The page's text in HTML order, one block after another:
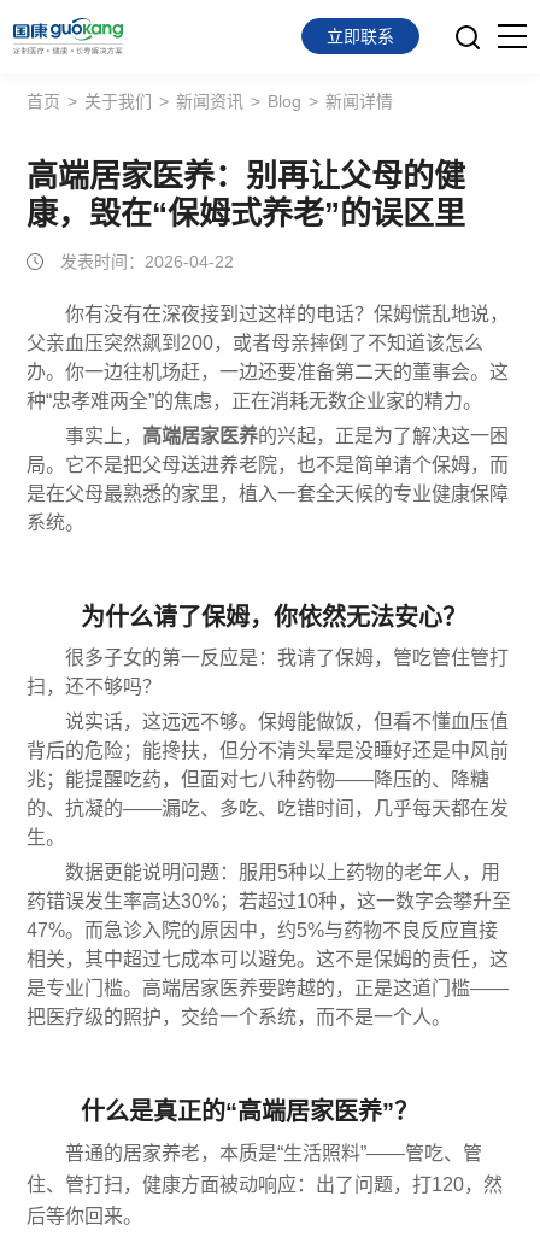
首页
面向会员
面向企业
关于我们
立即联系
首页 > 关于我们 > 新闻资讯 > Blog > 新闻详情
高端居家医养：别再让父母的健
康，毁在“保姆式养老”的误区里
发表时间：2026-04-22
你有没有在深夜接到过这样的电话？保姆慌乱地说，
父亲血压突然飙到200，或者母亲摔倒了不知道该怎么
办。你一边往机场赶，一边还要准备第二天的董事会。这
种“忠孝难两全”的焦虑，正在消耗无数企业家的精力。
事实上， 高端居家医养的兴起，正是为了解决这一困
局。它不是把父母送进养老院，也不是简单请个保姆，而
是在父母最熟悉的家里，植入一套全天候的专业健康保障
系统。
为什么请了保姆，你依然无法安心？
很多子女的第一反应是：我请了保姆，管吃管住管打
扫，还不够吗？
说实话，这远远不够。保姆能做饭，但看不懂血压值
背后的危险；能搀扶，但分不清头晕是没睡好还是中风前
兆；能提醒吃药，但面对七八种药物——降压的、降糖
的、抗凝的——漏吃、多吃、吃错时间，几乎每天都在发
生。
数据更能说明问题：服用5种以上药物的老年人，用
药错误发生率高达30%；若超过10种，这一数字会攀升至
47%。而急诊入院的原因中，约5%与药物不良反应直接
相关，其中超过七成本可以避免。这不是保姆的责任，这
是专业门槛。高端居家医养要跨越的，正是这道门槛——
把医疗级的照护，交给一个系统，而不是一个人。
什么是真正的“高端居家医养”？
普通的居家养老，本质是“生活照料”——管吃、管
住、管打扫，健康方面被动响应：出了问题，打120，然
后等你回来。